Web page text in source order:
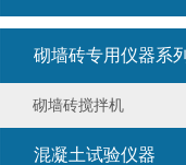
砌墙砖专用仪器系列
砌墙砖搅拌机
混凝土试验仪器